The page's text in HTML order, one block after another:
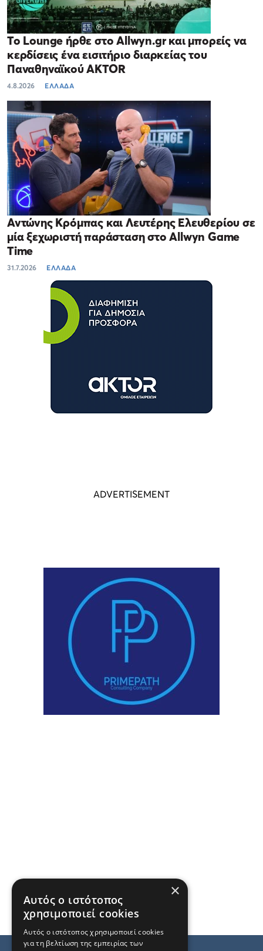
Το Lounge ήρθε στο Allwyn.gr και μπορείς να
κερδίσεις ένα εισιτήριο διαρκείας του
Παναθηναϊκού AKTOR
4.8.2026 ΕΛΛΑΔΑ
Αντώνης Κρόμπας και Λευτέρης Ελευθερίου σε
μία ξεχωριστή παράσταση στο Allwyn Game
Time
31.7.2026 ΕΛΛΑΔΑ
×
Αυτός ο ιστότοπος
χρησιμοποιεί cookies
Αυτός ο ιστότοπος χρησιμοποιεί cookies
για τη βελτίωση της εμπειρίας των